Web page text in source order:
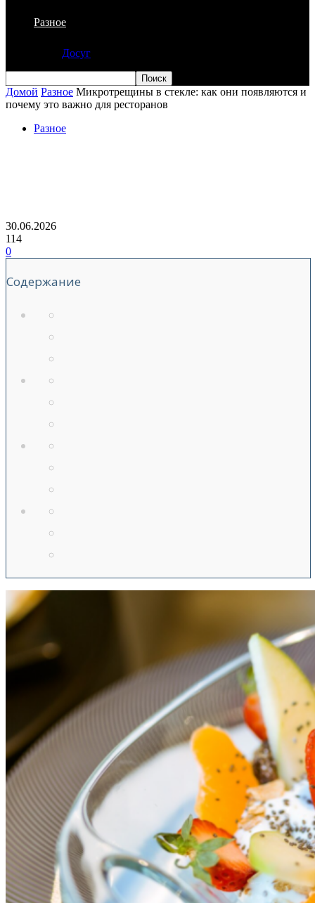
Разное
Досуг
Домой Разное Микротрещины в стекле: как они появляются и
почему это важно для ресторанов
Разное
30.06.2026
114
0
Содержание